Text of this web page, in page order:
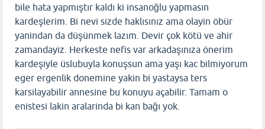
bile hata yapmıştır kaldı ki insanoğlu yapmasın
kardeşlerim. Bi nevi sizde haklısınız ama olayin öbür
yanindan da düşünmek lazım. Devir çok kötü ve ahir
zamandayiz. Herkeste nefis var arkadaşınıza önerim
kardeşiyle üslubuyla konuşsun ama yaşı kac bilmiyorum
eger ergenlik donemine yakin bi yastaysa ters
karsilayabilir annesine bu konuyu açabilir. Tamam o
enistesi lakin aralarinda bi kan bağı yok.